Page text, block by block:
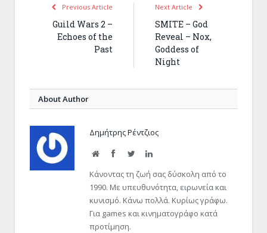
Previous Article
Guild Wars 2 –
Echoes of the
Past
Next Article
SMITE – God
Reveal – Nox,
Goddess of
Night
About Author
Δημήτρης Ρέντζιος
WebsiteFacebook
TwitterLinkedIn
Κάνοντας τη ζωή σας δύσκολη από το
1990. Με υπευθυνότητα, ειρωνεία και
κυνισμό. Κάνω πολλά. Κυρίως γράφω.
Για games και κινηματογράφο κατά
προτίμηση.